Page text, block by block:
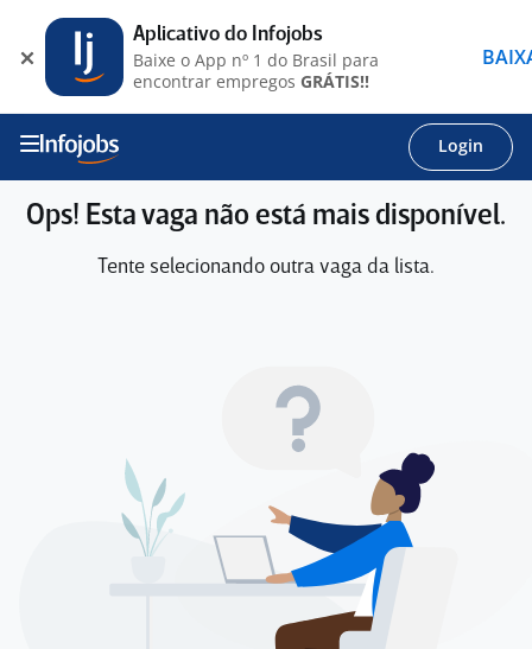
Login
Ops! Esta vaga não está mais disponível.
Tente selecionando outra vaga da lista.
Aplicativo do Infojobs
Baixe o App nº 1 do Brasil para
encontrar empregos GRÁTIS!!